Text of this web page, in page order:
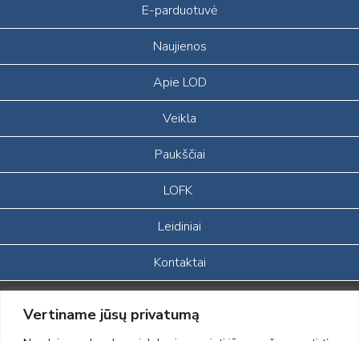
Vertiname jūsų privatumą
E-parduotuvė
Naujienos
Apie LOD
Veikla
Paukščiai
LOFK
Leidiniai
Kontaktai
Portalas sukurtas įgyvendinant Lietuvos Respublikos, Europos
ekonominės erdvės ir Norvegijos finansinių mechanizmų iš dalies
finansuojamą paprojektį